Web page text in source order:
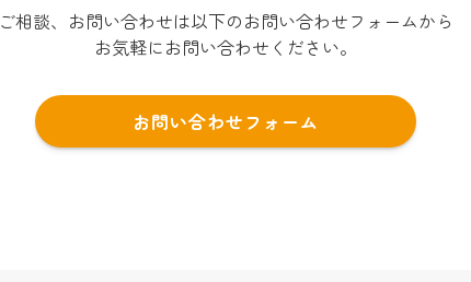
ご相談、お問い合わせは以下のお問い合わせフォームから
お気軽にお問い合わせください。
お問い合わせフォーム